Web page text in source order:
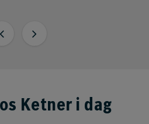
Ketner i dag